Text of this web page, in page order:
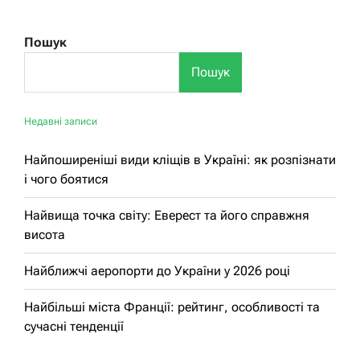
Пошук
Пошук
Недавні записи
Найпоширеніші види кліщів в Україні: як розпізнати
і чого боятися
Найвища точка світу: Еверест та його справжня
висота
Найближчі аеропорти до України у 2026 році
Найбільші міста Франції: рейтинг, особливості та
сучасні тенденції